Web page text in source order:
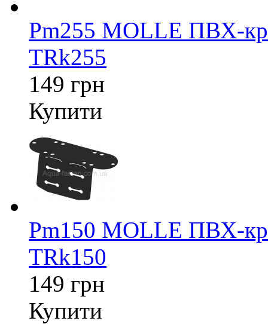
Pm255 MOLLE ПВХ-
TRk255
149 грн
Купити
Pm150 MOLLE ПВХ-
TRk150
149 грн
Купити